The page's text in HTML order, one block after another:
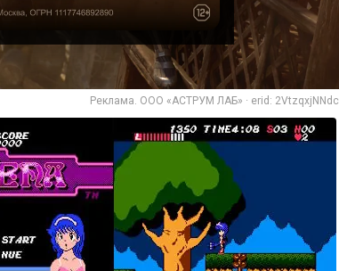
Реклама. ООО «АСТРУМ ЛАБ» · erid: 2VtzqxjNNdc